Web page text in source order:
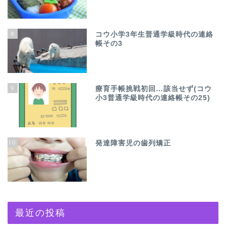
8
コウ小学3年生普通学級時代の連絡
帳その3
9
療育手帳挑戦初回…該当せず(コウ
小3普通学級時代の連絡帳その25)
10 発達障害児の歯列矯正
最近の投稿